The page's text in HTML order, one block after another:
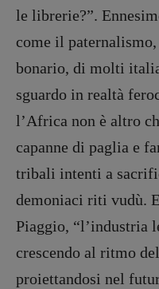
Associazione Pulp
Tribunale Milano n° 5864/
le librerie?”.
come il
bonario, di molti
sguardo in realtà
l’Africa non è altro
capanne di paglia e
tribali intenti a
demoniaci riti vudù.
Piaggio, “l’industria
crescendo al ritmo
proiettandosi nel